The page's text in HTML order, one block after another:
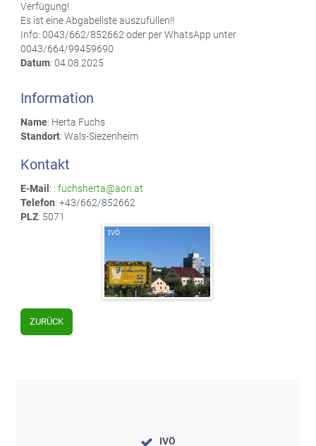
Verfügung!
Es ist eine Abgabeliste auszufüllen!!
Info: 0043/662/852662 oder per WhatsApp unter
0043/664/99459690
Datum: 04.08.2025
Information
Name: Herta Fuchs
Standort: Wals-Siezenheim
Kontakt
E-Mail : : fuchsherta@aon.at
Telefon: +43/662/852662
PLZ: 5071
ZURÜCK
IVÖ